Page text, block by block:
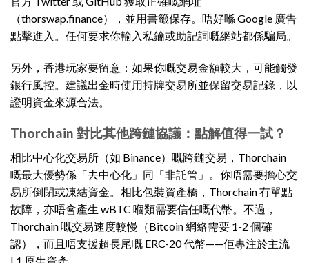
（thorswap.finance），並用書籤保存。唔好喺 Google 廣告
點擊進入。任何要求你輸入私鑰或助記詞嘅網站都係騙局。
另外，香港玩家要留意：如果你嘅交易金額較大，可能觸發
銀行風控。建議出金時使用持牌交易所並保留交易記錄，以
證明資金來源合法。
Thorchain 對比其他跨鏈協議：點解值得一試？
相比中心化交易所（如 Binance）嘅跨鏈交易，Thorchain
嘅最大優勢係「去中心化」同「非託管」。你唔需要擔心交
易所倒閉或凍結資金。相比包裝資產橋，Thorchain 冇單點
故障，亦唔會產生 wBTC 嗰類需要信任嘅代幣。不過，
Thorchain 嘅交易速度較慢（Bitcoin 網絡需要 1-2 個確
認），而且唔支援超長尾嘅 ERC-20 代幣——佢專注於主流
L1 原生資產。